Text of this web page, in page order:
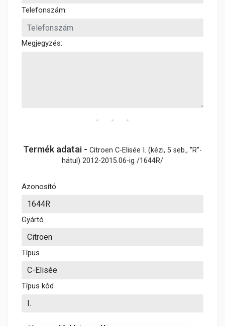
Telefonszám:
Megjegyzés:
Termék adatai - Citroen C-Elisée I. (kézi, 5 seb., "R"-
hátul) 2012-2015.06-ig /1644R/
Azonosító
Gyártó
Típus
Típus kód